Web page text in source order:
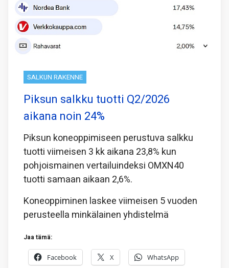
SALKUN RAKENNE
Piksun salkku tuotti Q2/2026
aikana noin 24%
Piksun koneoppimiseen perustuva salkku
tuotti viimeisen 3 kk aikana 23,8% kun
pohjoismainen vertailuindeksi OMXN40
tuotti samaan aikaan 2,6%.
Koneoppiminen laskee viimeisen 5 vuoden
perusteella minkälainen yhdistelmä
Jaa tämä:
Facebook X WhatsApp